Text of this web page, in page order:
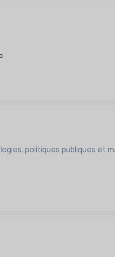
politiques publiques et